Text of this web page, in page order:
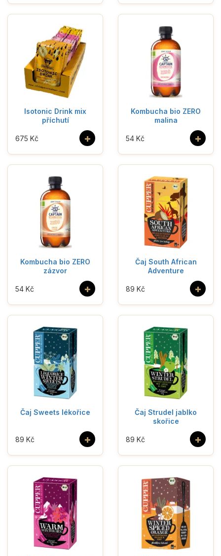
Isotonic Drink mix
příchutí
+
675 Kč
Kombucha bio ZERO
malina
+
54 Kč
Kombucha bio ZERO
zázvor
+
54 Kč
Čaj South African
Adventure
+
89 Kč
Čaj Sweets lékořice
+
89 Kč
Čaj Strudel jablko
skořice
+
89 Kč